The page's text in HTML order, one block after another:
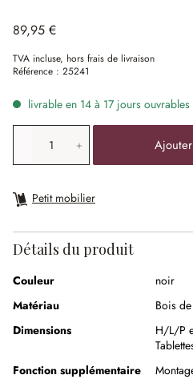
89,95 €
TVA incluse, hors frais de livraison
Référence : 25241
livrable en 14 à 17 jours ouvrables
Quantité de produit:
Petit mobilier
Détails du produit
Couleur
noir
Matériau
Bois
Dimensions
H/L/P
Fonction supplémentaire